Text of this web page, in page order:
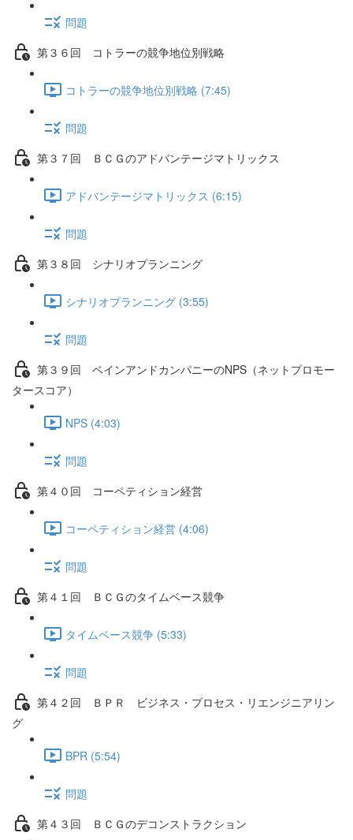
問題
第３６回 コトラーの競争地位別戦略
コトラーの競争地位別戦略 (7:45)
問題
第３７回 ＢＣＧのアドバンテージマトリックス
アドバンテージマトリックス (6:15)
問題
第３８回 シナリオプランニング
シナリオプランニング (3:55)
問題
第３９回 ベインアンドカンパニーのNPS（ネットプロモー
タースコア）
NPS (4:03)
問題
第４０回 コーペティション経営
コーペティション経営 (4:06)
問題
第４１回 ＢＣＧのタイムベース競争
タイムベース競争 (5:33)
問題
第４２回 ＢＰＲ ビジネス・プロセス・リエンジニアリン
グ
BPR (5:54)
問題
第４３回 ＢＣＧのデコンストラクション